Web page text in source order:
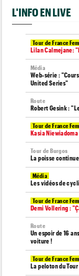
L'INFO EN LIVE
Tour de France
Lilan Calmejane:
Média
Web-série :
United Series"
Route
Robert Gesink :
Tour de France
Kasia
Tour de Burgos
La poisse
Média
Les vidéos de
Tour de France
Demi Vollering :
Route
Un espoir de 16
voiture !
Tour de France
La peloton du